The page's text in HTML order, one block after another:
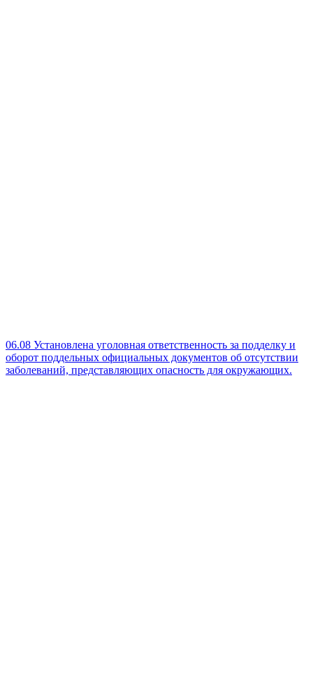
06.08 Установлена уголовная ответственность за подделку и
оборот поддельных официальных документов об отсутствии
заболеваний, представляющих опасность для окружающих.